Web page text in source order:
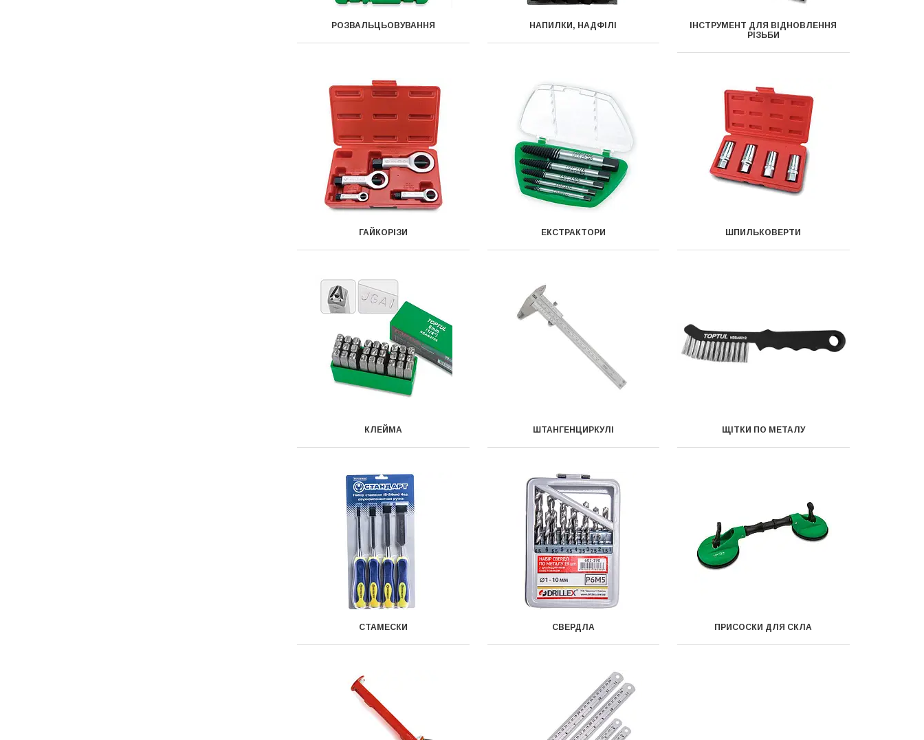
РОЗВАЛЬЦЬОВУВАННЯ НАПИЛКИ, НАДФІЛІ
ІНСТРУМЕНТ ДЛЯ ВІДНОВЛЕННЯ
РІЗЬБИ
ГАЙКОРІЗИ ЕКСТРАКТОРИ ШПИЛЬКОВЕРТИ
КЛЕЙМА ШТАНГЕНЦИРКУЛІ ЩІТКИ ПО МЕТАЛУ
СТАМЕСКИ СВЕРДЛА ПРИСОСКИ ДЛЯ СКЛА